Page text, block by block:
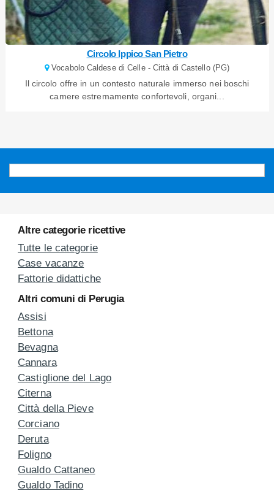
Circolo Ippico San Pietro
Vocabolo Caldese di Celle - Città di Castello (PG)
Il circolo offre in un contesto naturale immerso nei boschi
camere estremamente confortevoli, organi...
Altre categorie ricettive
Tutte le categorie
Case vacanze
Fattorie didattiche
Altri comuni di Perugia
Assisi
Bettona
Bevagna
Cannara
Castiglione del Lago
Citerna
Città della Pieve
Corciano
Deruta
Foligno
Gualdo Cattaneo
Gualdo Tadino